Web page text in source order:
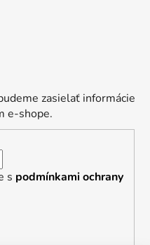
zasielať informácie
e-shope.
s podmínkami ochrany